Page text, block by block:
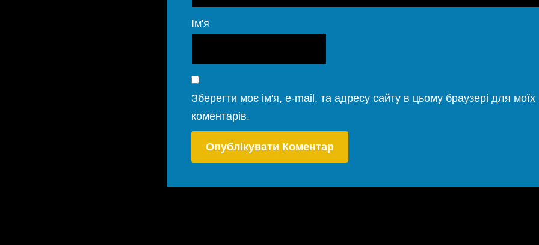
Ім'я
Зберегти моє ім'я, e-mail, та адресу сайту в цьому браузері для
коментарів.